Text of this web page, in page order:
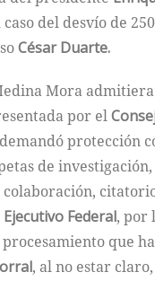
del desvío de
César Duarte.
Mora
por el
protección
de
Ejecutivo Federal, por
que
, al no estar